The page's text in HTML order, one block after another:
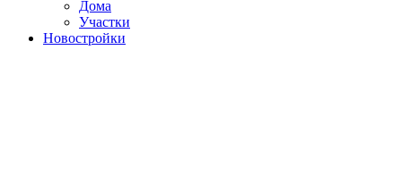
Дома
Участки
Новостройки